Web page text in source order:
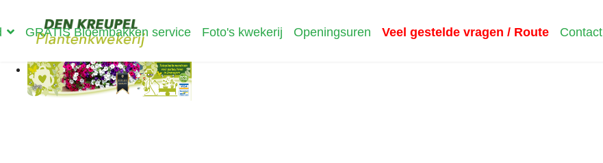
GRATIS Bloembakken service Foto's kwekerij Openingsuren Veel gestelde vragen / Route Contact